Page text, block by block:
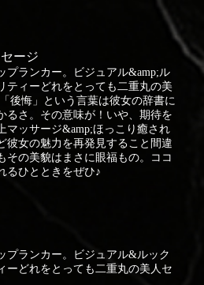
ージ
プランカー。ビジュアル&amp;ル
ティーどれをとっても二重丸の美
後悔」という言葉は彼女の辞書に
るさ。その意味が！いや、期待を
マッサージ&amp;ほっこり癒され
彼女の魅力を再発見すること間違
その美貌はまさに眼福もの。ココ
るひとときをぜひ♪
プランカー。ビジュアル&ルック
ーどれをとっても二重丸の美人セ